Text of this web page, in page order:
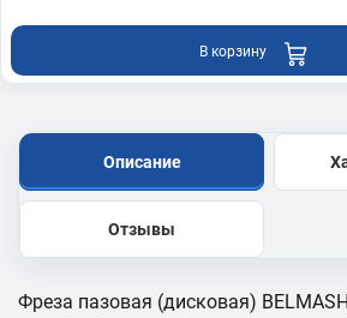
В корзину
Описание
Отзывы
Фреза пазовая (дисковая)